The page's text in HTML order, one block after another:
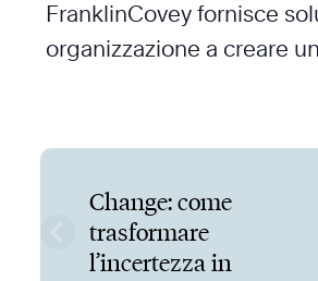
FranklinCovey fornisce
organizzazione a creare
Change: come
trasformare
l’incertezza in